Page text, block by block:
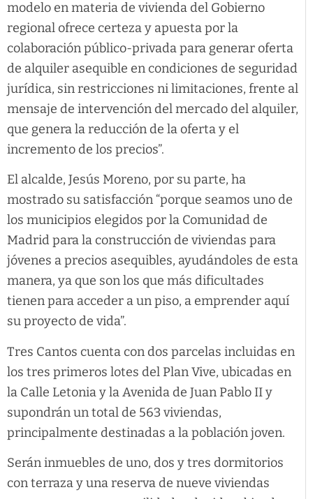
modelo en materia de vivienda del Gobierno
regional ofrece certeza y apuesta por la
colaboración público-privada para generar oferta
de alquiler asequible en condiciones de seguridad
jurídica, sin restricciones ni limitaciones, frente al
mensaje de intervención del mercado del alquiler,
que genera la reducción de la oferta y el
incremento de los precios”.
El alcalde, Jesús Moreno, por su parte, ha
mostrado su satisfacción “porque seamos uno de
los municipios elegidos por la Comunidad de
Madrid para la construcción de viviendas para
jóvenes a precios asequibles, ayudándoles de esta
manera, ya que son los que más dificultades
tienen para acceder a un piso, a emprender aquí
su proyecto de vida”.
Tres Cantos cuenta con dos parcelas incluidas en
los tres primeros lotes del Plan Vive, ubicadas en
la Calle Letonia y la Avenida de Juan Pablo II y
supondrán un total de 563 viviendas,
principalmente destinadas a la población joven.
Serán inmuebles de uno, dos y tres dormitorios
con terraza y una reserva de nueve viviendas